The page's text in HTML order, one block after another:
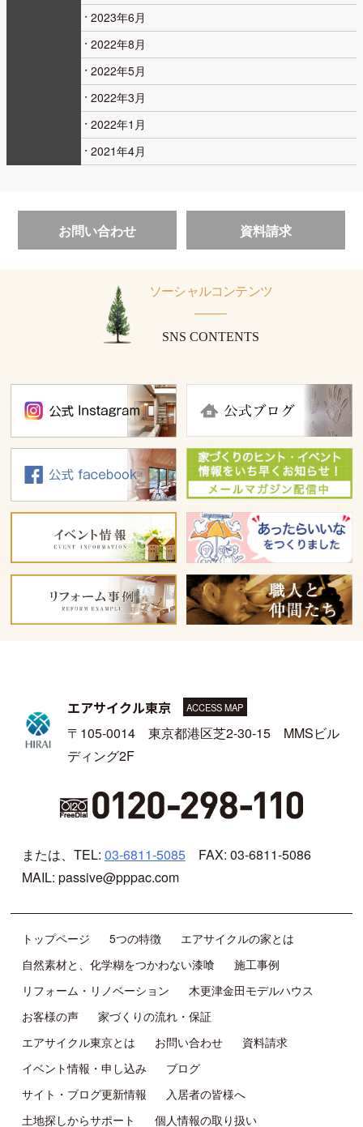
2023年6月
2022年8月
2022年5月
2022年3月
2022年1月
2021年4月
お問い合わせ 資料請求
ソーシャルコンテンツ
SNS CONTENTS
エアサイクル東京 ACCESS MAP
〒105-0014 東京都港区芝2-30-15 MMSビル
ディング2F
または、TEL: 03-6811-5085
FAX: 03-6811-5086
MAIL: passive@pppac.com
トップページ 5つの特徴
エアサイクルの家とは
自然素材と、化学糊をつかわない漆喰
施工事例
リフォーム・リノベーション
木更津金田モデルハウス
お客様の声
家づくりの流れ・保証
エアサイクル東京とは
お問い合わせ
資料請求
イベント情報・申し込み
ブログ
サイト・ブログ更新情報
入居者の皆様へ
土地探しからサポート
個人情報の取り扱い